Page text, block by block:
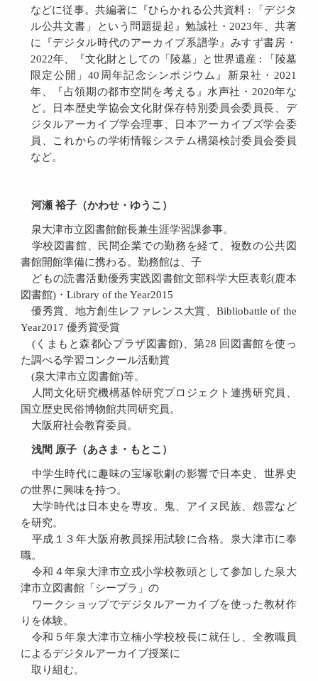
などに従事。共編著に『ひらかれる公共資料 : 「デジタ
ル公共文書」という問題提起』勉誠社・2023年、共著
に『デジタル時代のアーカイブ系譜学』みすず書房・
2022年、『文化財としての「陵墓」と世界遺産 : 「陵墓
限定公開」40周年記念シンポジウム』新泉社・2021
年、『占領期の都市空間を考える』水声社・2020年な
ど。日本歴史学協会文化財保存特別委員会委員長、デ
ジタルアーカイブ学会理事、日本アーカイブズ学会委
員、これからの学術情報システム構築検討委員会委員
など。
河瀬 裕子（かわせ・ゆうこ）
泉大津市立図書館館長兼生涯学習課参事。
学校図書館、民間企業での勤務を経て、複数の公共図
書館開館準備に携わる。勤務館は、子
どもの読書活動優秀実践図書館文部科学大臣表彰(鹿本
図書館)・Library of the Year2015
優秀賞、地方創生レファレンス大賞、Bibliobattle of the
Year2017 優秀賞受賞
(くまもと森都心プラザ図書館)、第28 回図書館を使っ
た調べる学習コンクール活動賞
(泉大津市立図書館)等。
人間文化研究機構基幹研究プロジェクト連携研究員、
国立歴史民俗博物館共同研究員。
大阪府社会教育委員。
浅間 原子（あさま・もとこ）
中学生時代に趣味の宝塚歌劇の影響で日本史、世界史
の世界に興味を持つ。
大学時代は日本史を専攻。鬼、アイヌ民族、怨霊など
を研究。
平成１３年大阪府教員採用試験に合格。泉大津市に奉
職。
令和４年泉大津市立戎小学校教頭として参加した泉大
津市立図書館「シープラ」の
ワークショップでデジタルアーカイブを使った教材作
りを体験。
令和５年泉大津市立楠小学校校長に就任し、全教職員
によるデジタルアーカイブ授業に
取り組む。